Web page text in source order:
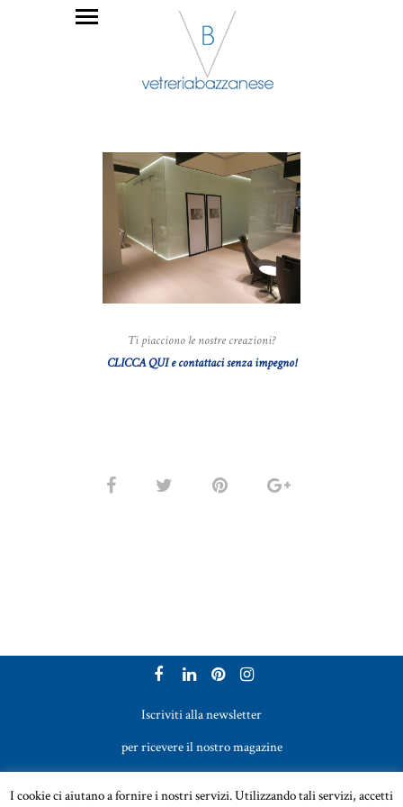
Ti piacciono le nostre creazioni?
CLICCA QUI e contattaci senza impegno!
Iscriviti alla newsletter
per ricevere il nostro magazine
Vetreria Bazzanese s.r.l. - Tel. +39 051 969017
I cookie ci aiutano a fornire i nostri servizi. Utilizzando tali servizi, accetti